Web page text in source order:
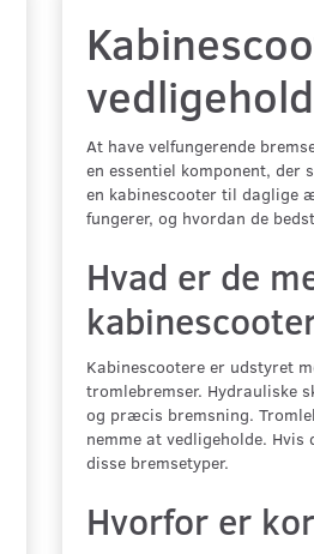
At have velfungerende
en essentiel komponent, der
en kabinescooter til daglige
fungerer, og hvordan de
Hvad er de
Kabinescootere er udstyret
tromlebremser. Hydrauliske
og præcis bremsning.
nemme at vedligeholde. Hvis
disse bremsetyper.
Hvorfor er